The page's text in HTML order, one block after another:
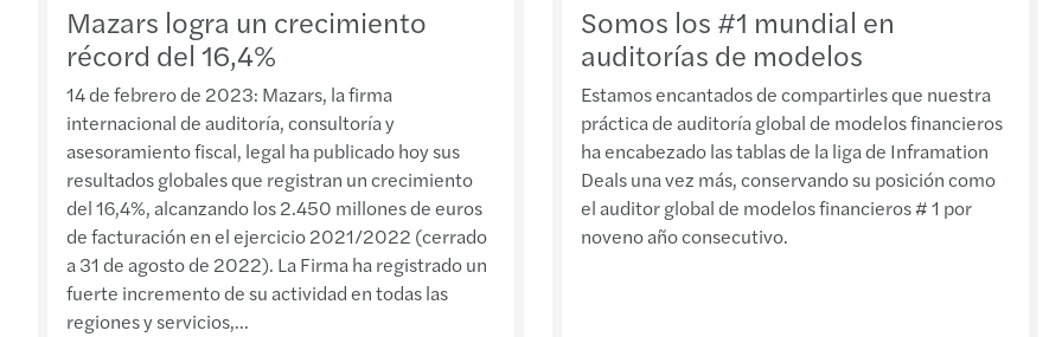
Mazars logra un crecimiento
récord del 16,4%
14 de febrero de 2023: Mazars, la firma
internacional de auditoría, consultoría y
asesoramiento fiscal, legal ha publicado hoy sus
resultados globales que registran un crecimiento
del 16,4%, alcanzando los 2.450 millones de euros
de facturación en el ejercicio 2021/2022 (cerrado
a 31 de agosto de 2022). La Firma ha registrado un
fuerte incremento de su actividad en todas las
regiones y servicios,...
Somos los #1 mundial en
auditorías de modelos
Estamos encantados de compartirles que nuestra
práctica de auditoría global de modelos financieros
ha encabezado las tablas de la liga de Inframation
Deals una vez más, conservando su posición como
el auditor global de modelos financieros # 1 por
noveno año consecutivo.